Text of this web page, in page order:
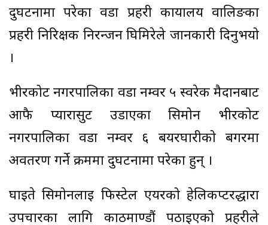
दुर्घटनामा परेका वडा प्रहरी कार्यालय वालिङका
प्रहरी निरिक्षक निरन्जन घिमिरेले जानकारी दिनुभयो
।
भीरकोट नगरपालिका वडा नम्वर ५ स्वरेक मैदानबाट
आफै प्यारासुट उडाएका सिमोन भीरकोट
नगरपालिका वडा नम्वर ६ बयरघारीको बगरमा
अवतरण गर्ने क्रममा दुर्घटनामा परेका हुन् ।
घाईते सिमोनलाई फिस्टेल एयरको हेलिकप्टरद्धारा
उपचारका लागि काठमाण्डौं पठाईएको प्रहरीले